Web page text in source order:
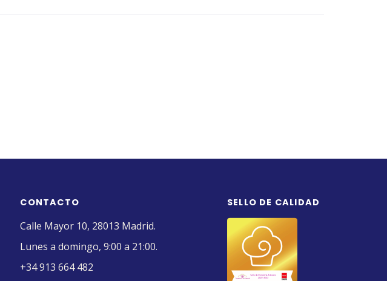
CONTACTO
Calle Mayor 10, 28013 Madrid.
Lunes a domingo, 9:00 a 21:00.
+34 913 664 482
SELLO DE CALIDAD